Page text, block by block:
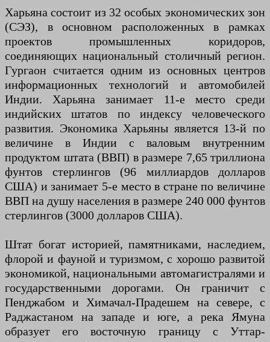
Харьяна состоит из 32 особых экономических зон
(СЭЗ), в основном расположенных в рамках
проектов промышленных коридоров,
соединяющих национальный столичный регион.
Гургаон считается одним из основных центров
информационных технологий и автомобилей
Индии. Харьяна занимает 11-е место среди
индийских штатов по индексу человеческого
развития. Экономика Харьяны является 13-й по
величине в Индии с валовым внутренним
продуктом штата (ВВП) в размере 7,65 триллиона
фунтов стерлингов (96 миллиардов долларов
США) и занимает 5-е место в стране по величине
ВВП на душу населения в размере 240 000 фунтов
стерлингов (3000 долларов США).
Штат богат историей, памятниками, наследием,
флорой и фауной и туризмом, с хорошо развитой
экономикой, национальными автомагистралями и
государственными дорогами. Он граничит с
Пенджабом и Химачал-Прадешем на севере, с
Раджастаном на западе и юге, а река Ямуна
образует его восточную границу с Уттар-